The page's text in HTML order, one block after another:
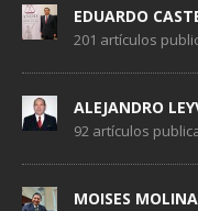
EDUARDO
201 artículos
ALEJANDRO
92 artículos
MOISES MOLINA